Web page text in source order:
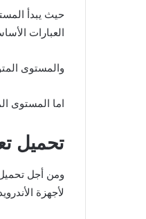
حيث يبدأ
العبارات
والمستوى
اما المستوى
تحميل
ومن أجل
لأجهزة